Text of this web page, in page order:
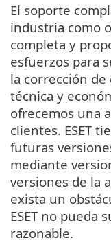
El soporte
industria como
completa y
esfuerzos para
la corrección
técnica y
ofrecemos una
clientes. ESET
futuras
mediante
versiones de la
exista un
ESET no pueda
razonable.